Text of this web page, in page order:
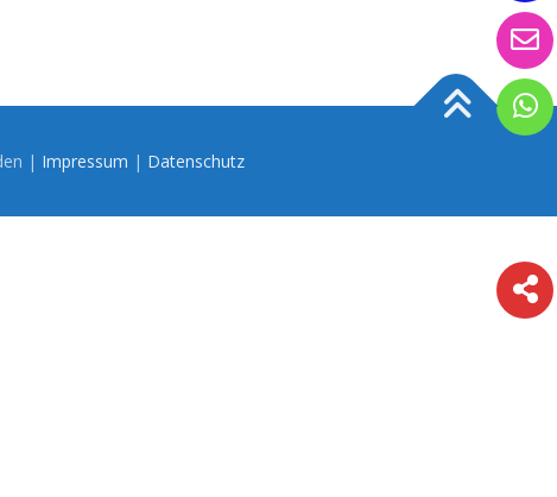
| Impressum | Datenschutz